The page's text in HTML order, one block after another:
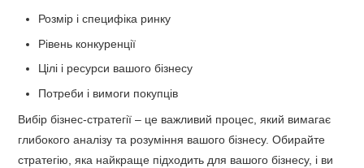
Розмір і специфіка ринку
Рівень конкуренції
Цілі і ресурси вашого бізнесу
Потреби і вимоги покупців
Вибір бізнес-стратегії – це важливий процес, який вимагає
глибокого аналізу та розуміння вашого бізнесу. Обирайте
стратегію, яка найкраще підходить для вашого бізнесу, і ви